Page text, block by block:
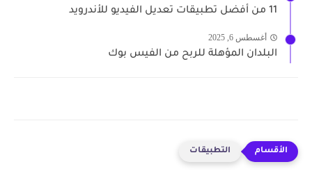
11 من أفضل تطبيقات تعديل الفيديو للأندرويد
أغسطس 6, 2025
البلدان المؤهلة للربح من الفيس بوك
التطبيقات